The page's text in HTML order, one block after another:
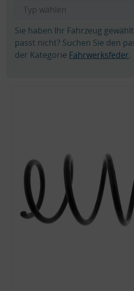
Sie haben Ihr Fahrzeug
passt nicht? Suchen Sie den
der Kategorie Fahrwerksfeder.